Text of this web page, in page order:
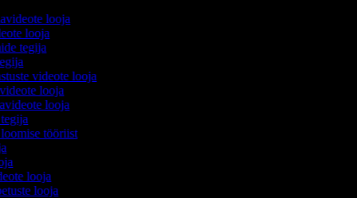
looja
looja
tegija
videote looja
looja
looja
tööriist
looja
looja